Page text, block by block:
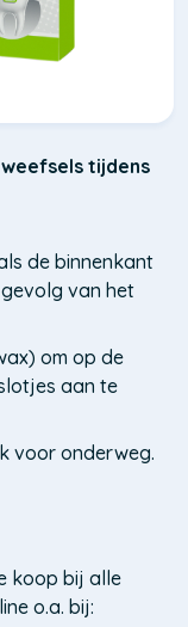
tijdens
de binnenkant
van het
om op de
aan te
voor onderweg.
koop bij alle
o.a. bij: